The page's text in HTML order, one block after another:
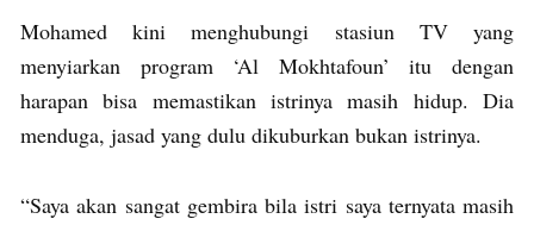
Mohamed kini menghubungi stasiun TV yang
menyiarkan program ‘Al Mokhtafoun’ itu dengan
harapan bisa memastikan istrinya masih hidup. Dia
menduga, jasad yang dulu dikuburkan bukan istrinya.
“Saya akan sangat gembira bila istri saya ternyata masih